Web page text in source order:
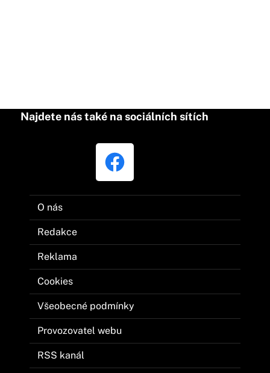
Najdete nás také na sociálních sítích
O nás
Redakce
Reklama
Cookies
Všeobecné podmínky
Provozovatel webu
RSS kanál